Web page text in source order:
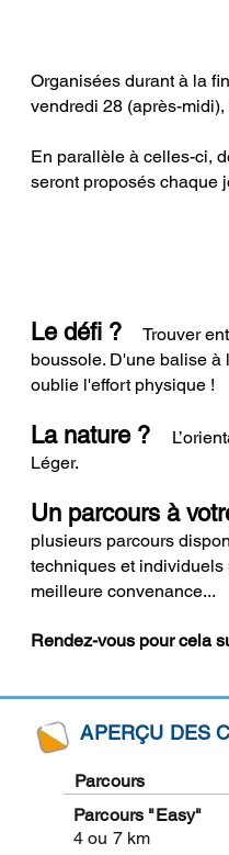
Organisées durant à la
vendredi 28 (après-
En parallèle à celles-ci,
seront proposés chaque
Le défi ? Trouver
boussole. D'une balise à
oublie l'effort physique !
La nature ?
Léger.
Un parcours à
plusieurs parcours
techniques et individuels
meilleure convenance...
Rendez-vous pour cela
Parcours
APERÇU DES
Parcours "Easy"
4 ou 7 km